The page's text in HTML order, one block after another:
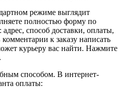
режиме выглядит
полностью форму по
способ доставки, оплаты,
к заказу написать
курьеру вас найти. Нажмите
способом. В интернет-
оплаты: